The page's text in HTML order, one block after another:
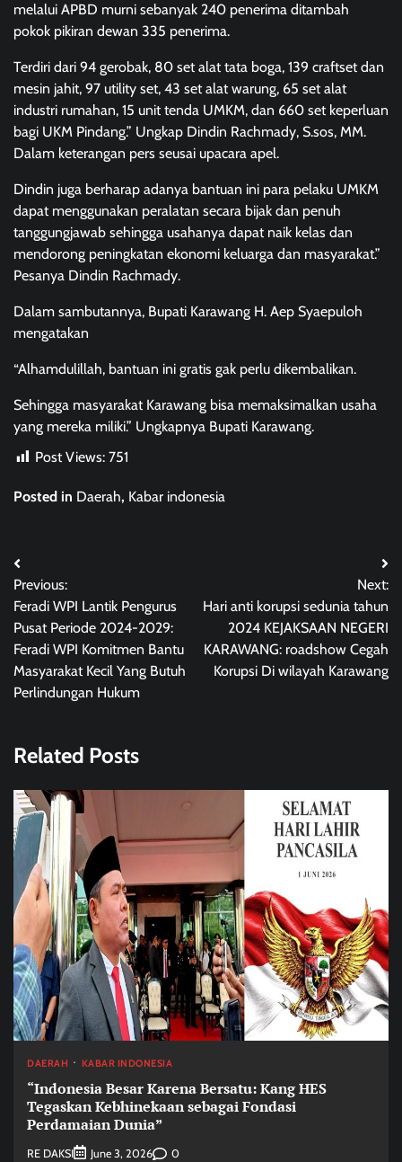
melalui APBD murni sebanyak 240 penerima ditambah
pokok pikiran dewan 335 penerima.
Terdiri dari 94 gerobak, 80 set alat tata boga, 139 craftset dan
mesin jahit, 97 utility set, 43 set alat warung, 65 set alat
industri rumahan, 15 unit tenda UMKM, dan 660 set keperluan
bagi UKM Pindang.” Ungkap Dindin Rachmady, S.sos, MM.
Dalam keterangan pers seusai upacara apel.
Dindin juga berharap adanya bantuan ini para pelaku UMKM
dapat menggunakan peralatan secara bijak dan penuh
tanggungjawab sehingga usahanya dapat naik kelas dan
mendorong peningkatan ekonomi keluarga dan masyarakat.”
Pesanya Dindin Rachmady.
Dalam sambutannya, Bupati Karawang H. Aep Syaepuloh
mengatakan
“Alhamdulillah, bantuan ini gratis gak perlu dikembalikan.
Sehingga masyarakat Karawang bisa memaksimalkan usaha
yang mereka miliki.” Ungkapnya Bupati Karawang.
Post Views: 751
Posted in Daerah, Kabar indonesia
Post
navigation
Previous:
Feradi WPI Lantik Pengurus
Pusat Periode 2024-2029:
Feradi WPI Komitmen Bantu
Masyarakat Kecil Yang Butuh
Perlindungan Hukum
Next:
Hari anti korupsi sedunia tahun
2024 KEJAKSAAN NEGERI
KARAWANG: roadshow Cegah
Korupsi Di wilayah Karawang
Related Posts
DAERAH KABAR INDONESIA
“Indonesia Besar Karena Bersatu: Kang HES
Tegaskan Kebhinekaan sebagai Fondasi
Perdamaian Dunia”
RE DAKSI June 3, 2026 0